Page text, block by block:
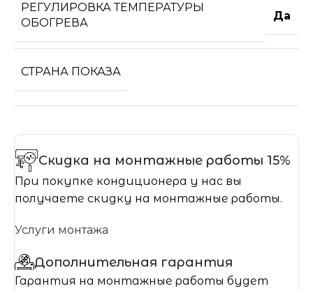
РЕГУЛИРОВКА ТЕМПЕРАТУРЫ
ОБОГРЕВА
Да
СТРАНА ПОКАЗА
Скидка на монтажные работы 15%
При покупке кондиционера у нас вы
получаете скидку на монтажные работы.
Услуги монтажа
Дополнительная гарантия
Гарантия на монтажные работы будет